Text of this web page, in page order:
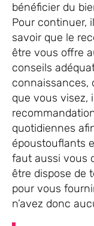
bénéficier du
Pour continuer,
savoir que le
être vous offre
conseils
connaissances,
que vous visez,
quotidiennes
époustouflants
faut aussi vous
être dispose de
pour vous
n’avez donc